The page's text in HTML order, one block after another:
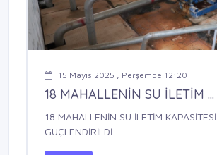
15 Mayıs 2025 , Perşembe 12:20
18 MAHALLENİN SU İLETİM ...
18 MAHALLENİN SU İLETİM KAPASİTESİ
GÜÇLENDİRİLDİ